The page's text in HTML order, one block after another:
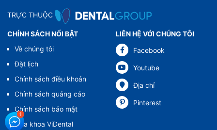
TRỰC THUỘC
CHÍNH SÁCH NỔI BẬT
Về chúng tôi
Đặt lịch
Chính sách điều khoản
Chính sách quảng cáo
Chính sách bảo mật
Nha khoa ViDental
LIÊN HỆ VỚI CHÚNG TÔI
Facebook
Youtube
Địa chỉ
Pinterest